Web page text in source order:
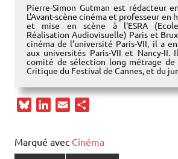
Pierre-Simon Gutman est rédacteur
L'Avant-scène cinéma et professeur en
et mise en scène à l'ESRA
Réalisation Audiovisuelle) Paris et
cinéma de l’université Paris-VII, il a
aux universités Paris-VII et Nancy-II.
comité de sélection long métrage de
Critique du Festival de Cannes, et du
e
k
t
Marqué avec Cinéma